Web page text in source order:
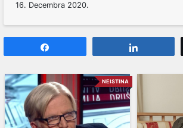
16. Decembra 2020.
NEISTINA